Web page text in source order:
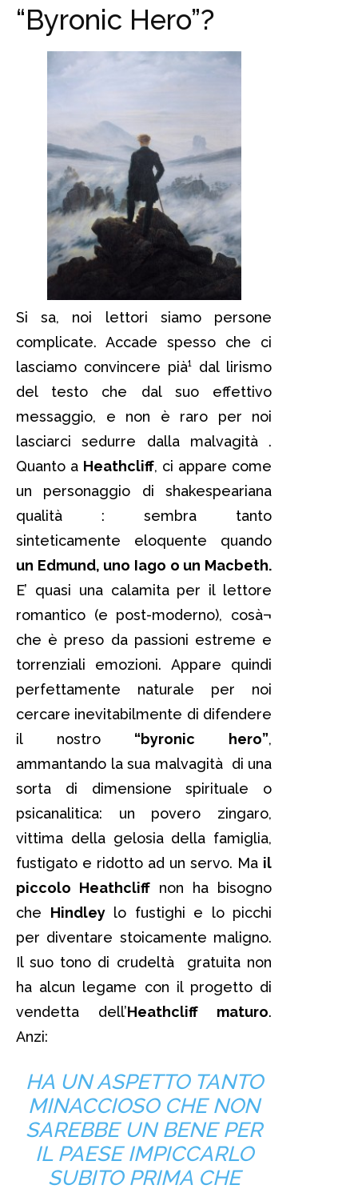
“Byronic Hero”?
Si sa, noi lettori siamo persone
complicate. Accade spesso che ci
lasciamo convincere pià¹ dal lirismo
del testo che dal suo effettivo
messaggio, e non è raro per noi
lasciarci sedurre dalla malvagità .
Quanto a Heathcliff, ci appare come
un personaggio di shakespeariana
qualità : sembra tanto
sinteticamente eloquente quando
un Edmund, uno Iago o un Macbeth.
E’ quasi una calamita per il lettore
romantico (e post-moderno), cosà¬
che è preso da passioni estreme e
torrenziali emozioni. Appare quindi
perfettamente naturale per noi
cercare inevitabilmente di difendere
il nostro “byronic hero”,
ammantando la sua malvagità di una
sorta di dimensione spirituale o
psicanalitica: un povero zingaro,
vittima della gelosia della famiglia,
fustigato e ridotto ad un servo. Ma il
piccolo Heathcliff non ha bisogno
che Hindleylo fustighi e lo picchi
per diventare stoicamente maligno.
Il suo tono di crudeltà gratuita non
ha alcun legame con il progetto di
vendetta dell’Heathcliff maturo.
Anzi:
HA UN ASPETTO TANTO
MINACCIOSO CHE NON
SAREBBE UN BENE PER
IL PAESE IMPICCARLO
SUBITO PRIMA CHE